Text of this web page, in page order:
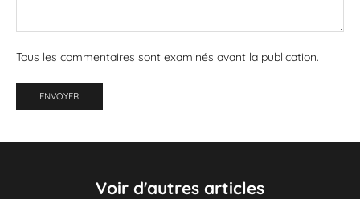
Tous les commentaires sont examinés avant la publication.
ENVOYER
Voir d'autres articles